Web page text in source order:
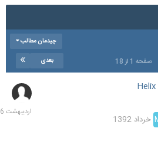
چیدمان مطالب
بعدی صفحه 1 از 18
9